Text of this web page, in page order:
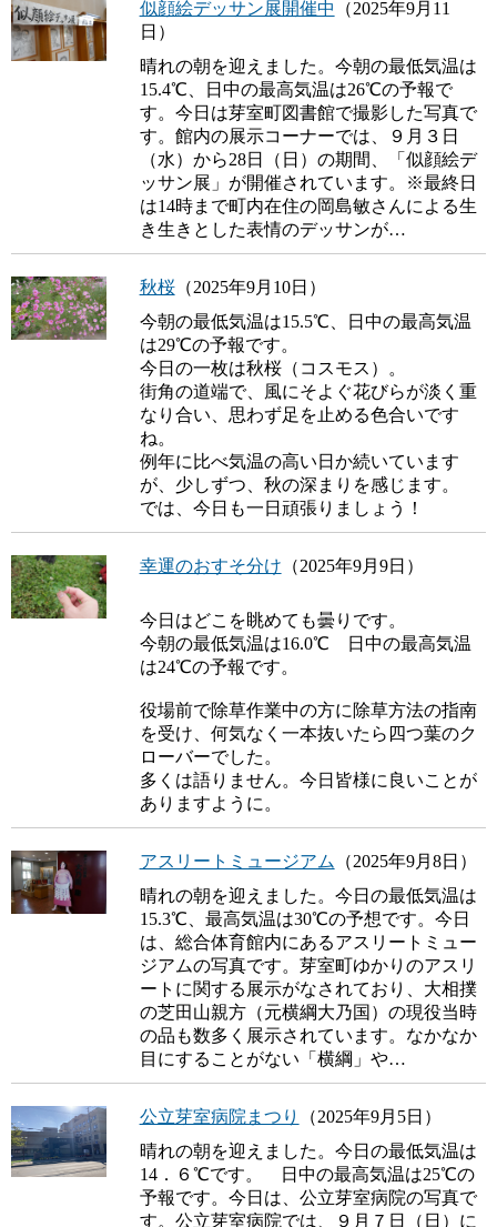
似顔絵デッサン展開催中 （2025年9月11
日）
晴れの朝を迎えました。今朝の最低気温は
15.4℃、日中の最高気温は26℃の予報で
す。今日は芽室町図書館で撮影した写真で
す。館内の展示コーナーでは、９月３日
（水）から28日（日）の期間、「似顔絵デ
ッサン展」が開催されています。※最終日
は14時まで町内在住の岡島敏さんによる生
き生きとした表情のデッサンが…
秋桜（2025年9月10日）
今朝の最低気温は15.5℃、日中の最高気温
は29℃の予報です。
今日の一枚は秋桜（コスモス）。
街角の道端で、風にそよぐ花びらが淡く重
なり合い、思わず足を止める色合いです
ね。
例年に比べ気温の高い日か続いています
が、少しずつ、秋の深まりを感じます。
では、今日も一日頑張りましょう！
幸運のおすそ分け （2025年9月9日）
今日はどこを眺めても曇りです。
今朝の最低気温は16.0℃ 日中の最高気温
は24℃の予報です。
役場前で除草作業中の方に除草方法の指南
を受け、何気なく一本抜いたら四つ葉のク
ローバーでした。
多くは語りません。今日皆様に良いことが
ありますように。
アスリートミュージアム （2025年9月8日）
晴れの朝を迎えました。今日の最低気温は
15.3℃、最高気温は30℃の予想です。今日
は、総合体育館内にあるアスリートミュー
ジアムの写真です。芽室町ゆかりのアスリ
ートに関する展示がなされており、大相撲
の芝田山親方（元横綱大乃国）の現役当時
の品も数多く展示されています。なかなか
目にすることがない「横綱」や…
公立芽室病院まつり
（2025年9月5日）
晴れの朝を迎えました。今日の最低気温は
14．６℃です。 日中の最高気温は25℃の
予報です。今日は、公立芽室病院の写真で
す。公立芽室病院では、９月７日（日）に